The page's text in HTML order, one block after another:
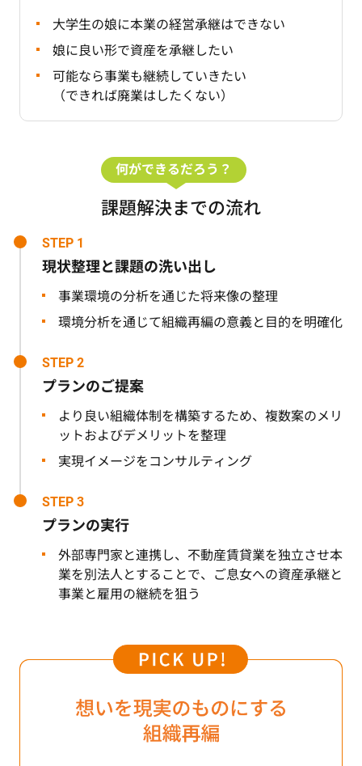
大学生の娘に本業の経営承継はできない
娘に良い形で資産を承継したい
可能なら事業も継続していきたい
（できれば廃業はしたくない）
何ができるだろう？
課題解決までの流れ
STEP 1
現状整理と課題の洗い出し
事業環境の分析を通じた将来像の整理
環境分析を通じて組織再編の意義と目的を明確化
STEP 2
プランのご提案
より良い組織体制を構築するため、複数案のメリ
ットおよびデメリットを整理
実現イメージをコンサルティング
STEP 3
プランの実行
外部専門家と連携し、不動産賃貸業を独立させ本
業を別法人とすることで、ご息女への資産承継と
事業と雇用の継続を狙う